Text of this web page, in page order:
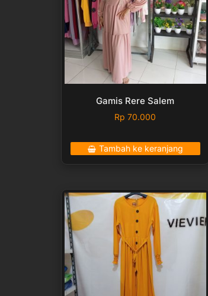
Gamis Rere Salem
Rp 70.000
Tambah ke keranjang